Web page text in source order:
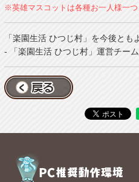
※英雄マスコットは各種お一人様一つ
「楽園生活 ひつじ村」を今後とも
- 「楽園生活 ひつじ村」運営チーム